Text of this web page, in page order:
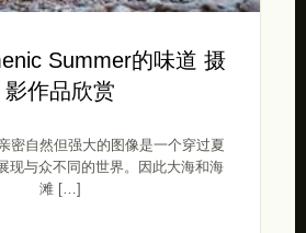
Summer的味道 摄
影作品欣赏
密自然但强大的图像是一个穿过夏
现与众不同的世界。因此大海和海
滩 […]